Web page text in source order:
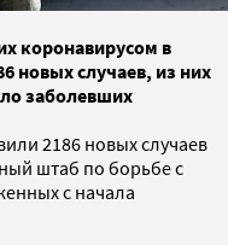
коронавирусом в
новых случаев, из них
заболевших
2186 новых случаев
штаб по борьбе с
с начала